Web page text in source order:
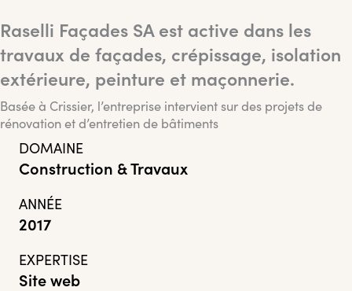
Raselli Façades SA est active dans les
travaux de façades, crépissage, isolation
extérieure, peinture et maçonnerie.
Basée à Crissier, l’entreprise intervient sur des projets de
rénovation et d’entretien de bâtiments
DOMAINE
Construction & Travaux
ANNÉE
2017
EXPERTISE
Site web